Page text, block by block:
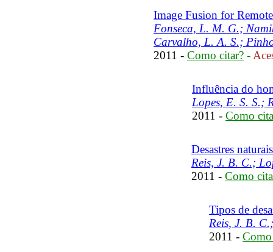
Image Fusion for
Fonseca, L. M. G.;
Carvalho, L. A. S.;
2011 - Como citar? -
Influência do
Lopes, E. S. S.;
2011 - Como
Desastres
Reis, J. B. C.;
2011 - Como
Tipos de
Reis, J. B.
2011 -